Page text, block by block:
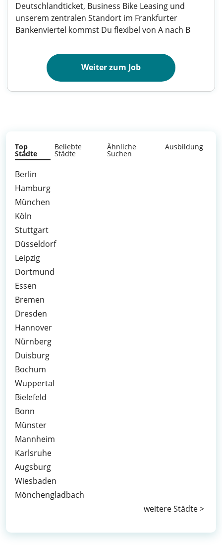
Deutschlandticket, Business Bike Leasing und
unserem zentralen Standort im Frankfurter
Bankenviertel kommst Du flexibel von A nach B
Weiter zum Job
Top
Städte
Beliebte
Städte
Ähnliche
Suchen
Ausbildung
Berlin
Hamburg
München
Köln
Stuttgart
Düsseldorf
Leipzig
Dortmund
Essen
Bremen
Dresden
Hannover
Nürnberg
Duisburg
Bochum
Wuppertal
Bielefeld
Bonn
Münster
Mannheim
Karlsruhe
Augsburg
Wiesbaden
Mönchengladbach
weitere Städte >